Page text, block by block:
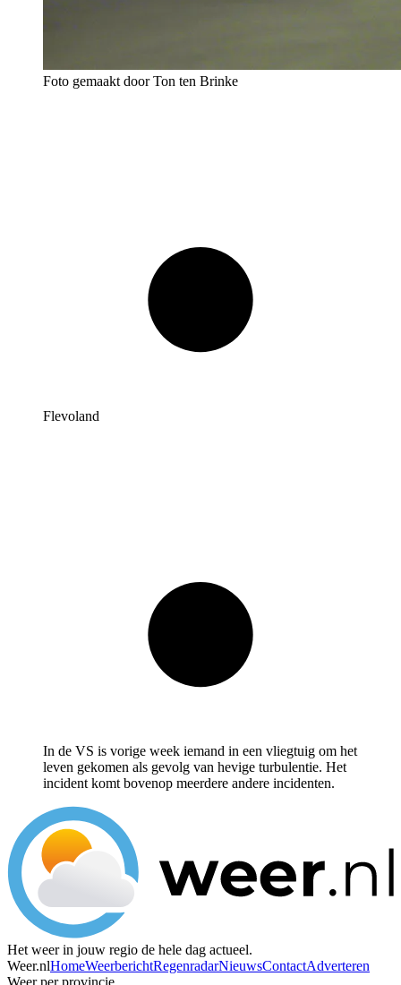
Foto gemaakt door Ton ten Brinke
Flevoland
In de VS is vorige week iemand in een vliegtuig om het
leven gekomen als gevolg van hevige turbulentie. Het
incident komt bovenop meerdere andere incidenten.
Het weer in jouw regio de hele dag actueel.
Weer.nlHomeWeerberichtRegenradarNieuwsContactAdverteren
Weer per provincie